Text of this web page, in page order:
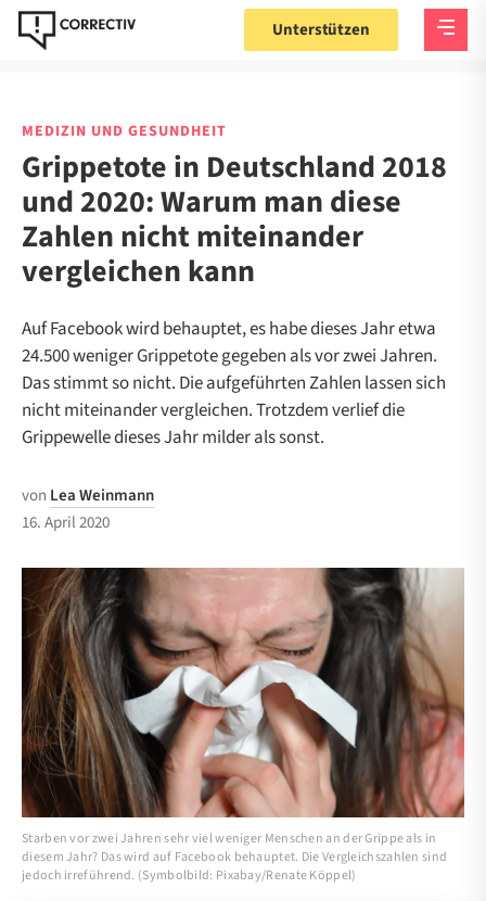
Unterstützen
MEDIZIN UND GESUNDHEIT
Grippetote in Deutschland 2018
und 2020: Warum man diese
Zahlen nicht miteinander
vergleichen kann
Auf Facebook wird behauptet, es habe dieses Jahr etwa
24.500 weniger Grippetote gegeben als vor zwei Jahren.
Das stimmt so nicht. Die aufgeführten Zahlen lassen sich
nicht miteinander vergleichen. Trotzdem verlief die
Grippewelle dieses Jahr milder als sonst.
von Lea Weinmann
16. April 2020
Starben vor zwei Jahren sehr viel weniger Menschen an der Grippe als in
diesem Jahr? Das wird auf Facebook behauptet. Die Vergleichszahlen sind
jedoch irreführend. (Symbolbild: Pixabay/Renate Köppel)